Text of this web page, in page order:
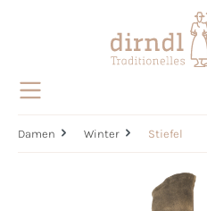
Damen Winter Stiefel
Bildergalerie überspringen